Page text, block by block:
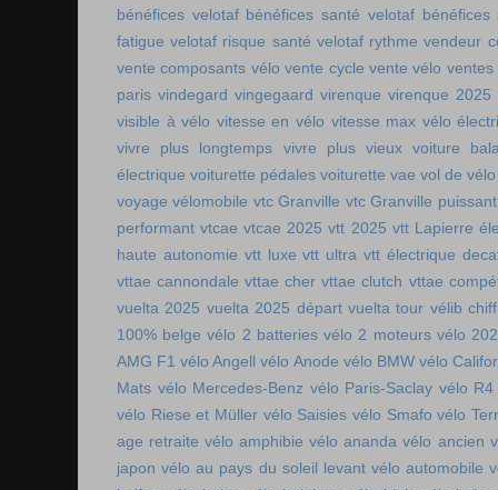
bénéfices velotaf bénéfices santé velotaf
fatigue velotaf risque santé velotaf rythme vendeur
vente composants vélo vente cycle vente vélo ventes
paris vindegard vingegaard virenque virenque 2025
visible à vélo vitesse en vélo vitesse max vélo
vivre plus longtemps
vivre plus vieux voiture
électrique voiturette pédales voiturette vae vol de
voyage vélomobile vtc Granville vtc Granville puissant
performant vtcae vtcae 2025 vtt 2025 vtt Lapierre
haute autonomie vtt luxe vtt ultra vtt électrique
vttae cannondale vttae cher vttae clutch vttae
vuelta 2025 vuelta 2025 départ vuelta tour vélib
100% belge vélo 2 batteries vélo 2 moteurs vélo
AMG F1 vélo Angell vélo Anode vélo BMW vélo
Mats vélo Mercedes-Benz vélo Paris-Saclay vélo R4
vélo Riese et Müller vélo Saisies vélo Smafo vélo
age retraite vélo amphibie vélo ananda vélo ancien
japon vélo au pays du soleil levant vélo automobile